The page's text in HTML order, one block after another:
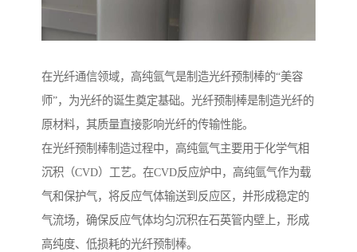
在光纤通信领域，高纯氩气是制造光纤预制棒的“美容
师”，为光纤的诞生奠定基础。光纤预制棒是制造光纤的
原材料，其质量直接影响光纤的传输性能。
在光纤预制棒制造过程中，高纯氩气主要用于化学气相
沉积（CVD）工艺。在CVD反应炉中，高纯氩气作为载
气和保护气，将反应气体输送到反应区，并形成稳定的
气流场，确保反应气体均匀沉积在石英管内壁上，形成
高纯度、低损耗的光纤预制棒。